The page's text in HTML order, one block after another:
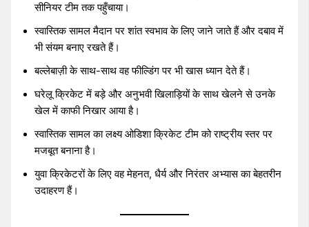
सीनियर टीम तक पहुँचाया।
स्वास्तिक सामल मैदान पर शांत स्वभाव के लिए जाने जाते हैं और दबाव में
भी संयम बनाए रखते हैं।
बल्लेबाज़ी के साथ-साथ वह फील्डिंग पर भी खास ध्यान देते हैं।
घरेलू क्रिकेट में बड़े और अनुभवी खिलाड़ियों के साथ खेलने से उनके
खेल में काफी निखार आया है।
स्वास्तिक सामल का लक्ष्य ओडिशा क्रिकेट टीम को राष्ट्रीय स्तर पर
मजबूत बनाना है।
युवा क्रिकेटरों के लिए वह मेहनत, धैर्य और निरंतर अभ्यास का बेहतरीन
उदाहरण हैं।